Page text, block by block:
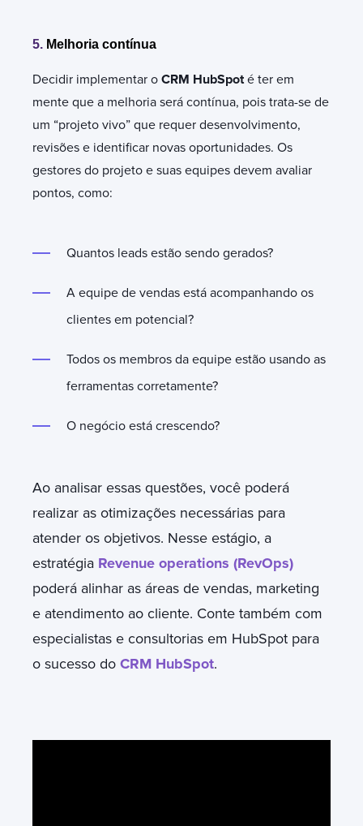
5. Melhoria contínua
Decidir implementar o CRM HubSpoté ter em
mente que a melhoria será contínua, pois trata-se de
um “projeto vivo” que requer desenvolvimento,
revisões e identificar novas oportunidades. Os
gestores do projeto e suas equipes devem avaliar
pontos, como:
Quantos leads estão sendo gerados?
A equipe de vendas está acompanhando os
clientes em potencial?
Todos os membros da equipe estão usando as
ferramentas corretamente?
O negócio está crescendo?
Ao analisar essas questões, você poderá
realizar as otimizações necessárias para
atender os objetivos. Nesse estágio, a
estratégia Revenue operations (RevOps)
poderá alinhar as áreas de vendas, marketing
e atendimento ao cliente. Conte também com
especialistas e consultorias em HubSpot para
o sucesso do CRM HubSpot.